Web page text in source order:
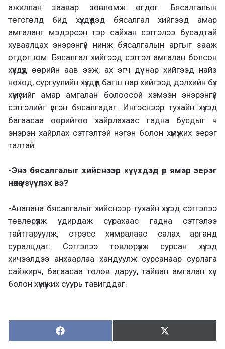
ажиллан заавар зөвлөмж өгдөг. Бясалгалын
төгсгөлд бид хүүхдүүдэд бясалгал хийгээд амар
амгаланг мэдэрсэн тэр сайхан сэтгэлээ бусадтай
хуваалцах энэрэнгүй нинж бясалгалын аргыг зааж
өгдөг юм. Бясалгал хийгээд сэтгэл амгалан болсон
хүүхдүүд өөрийн аав ээж, ах эгч дүү нар хийгээд найз
нөхөд, сургуулийн хүүхдүүд багш нар хийгээд дэлхийн бүх
хүмүүсийг амар амгалан болоосой хэмээн энэрэнгүй
сэтгэлийг үүсгэн бясалгадаг. Ингэснээр тухайн хүүхэд
багаасаа өөрийгөө хайрлахаас гадна бусдыг ч
энэрэн хайрлах сэтгэлтэй нэгэн болон хүмүүжих эерэг
талтай.
-Энэ бясалгалыг хийснээр хүүхдэд өөр ямар эерэг
нөлөө үзүүлэх вэ?
-Анапана бясалгалыг хийснээр тухайн хүүхэд сэтгэлээ
төвлөрүүлж удирдаж сурахаас гадна сэтгэлээ
тайтгаруулж, стрэсс хямралаас салах арганд
суралцдаг. Сэтгэлээ төвлөрүүлж сурсан хүүхэд
хичээлдээ анхаарлаа хандуулж сурсанаар сурлага
сайжирч, багаасаа төлөв даруу, тайван амгалан хүн
болон хүмүүжих суурь тавигддаг.
Хуваалцах:
Х
у
Түгээх:
Т